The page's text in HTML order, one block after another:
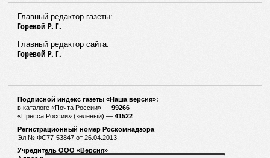
Главный редактор газеты:
Горевой Р. Г.
Главный редактор сайта:
Горевой Р. Г.
Подписной индекс газеты «Наша версия»:
в каталоге «Почта России» — 99266
«Пресса России» (зелёный) — 41522
Регистрационный номер Роскомнадзора
Эл № ФС77-53847 от 26.04.2013.
Учредитель ООО «Версия»